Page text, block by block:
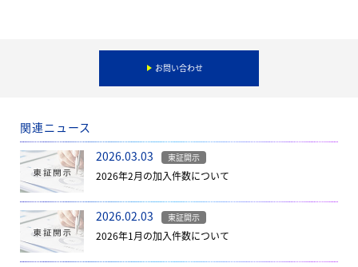
お問い合わせ
関連ニュース
2026.03.03
東証開示
2026年2月の加入件数について
2026.02.03 東証開示
2026年1月の加入件数について